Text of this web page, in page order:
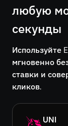
любую
секунды
Используйте
мгновенно
ставки и
кликов.
UNI